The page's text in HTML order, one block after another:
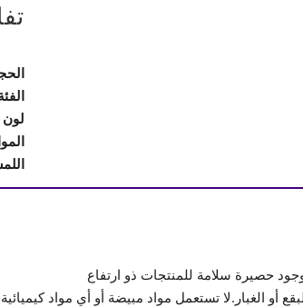
لون
حصيرة سلامة للمنتجات ذو ارتفاع
أو الغبار.لا تستعمل مواد مبيضة أو أي مواد